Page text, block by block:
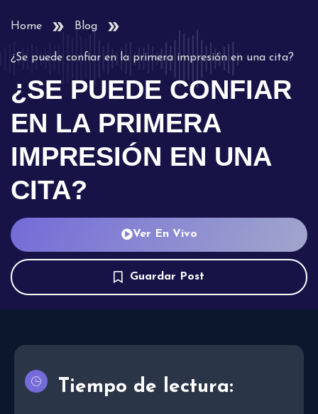
Home Blog
¿Se puede confiar en la primera impresión en una cita?
¿SE PUEDE CONFIAR
EN LA PRIMERA
IMPRESIÓN EN UNA
CITA?
Ver En Vivo
Guardar Post
Tiempo de lectura: